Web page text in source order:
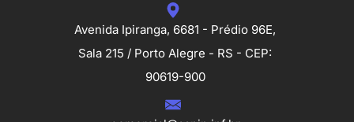
Avenida Ipiranga, 6681 - Prédio 96E,
Sala 215 / Porto Alegre - RS - CEP:
90619-900